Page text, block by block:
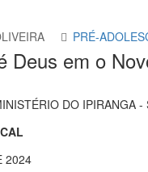
PRÉ-
Deus em o
DO IPIRANGA -
2024